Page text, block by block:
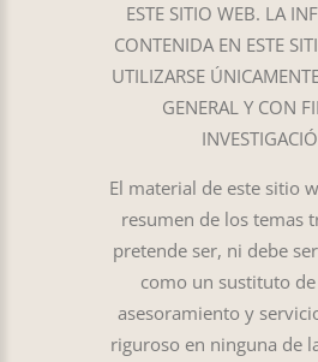
ESTE SITIO WEB. LA
CONTENIDA EN ESTE
UTILIZARSE
GENERAL Y CON
El material de este sitio
resumen de los temas
pretende ser, ni debe
como un sustituto
asesoramiento y
riguroso en ninguna de